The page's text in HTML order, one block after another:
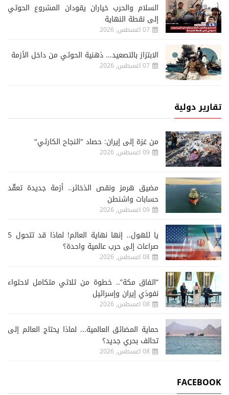
السلام والحرب خياران يقودان المشروع الحوثي
إلى نقطة النهاية
07 اغسطس, 2026
الابتزاز بالتصعيد... ذهنية الحوثي من داخل الأزمة
07 اغسطس, 2026
تقارير دولية
من غزة إلى إيران: حصاد "النجاح الكارثي"
09 اغسطس, 2026
مضيق هرمز ونقص الذخائر.. أزمة جديدة تعقّد
حسابات واشنطن
09 اغسطس, 2026
يا للهول.. إنها نهاية العالم! لماذا قد تتحول 5
صراعات إلى حرب عالمية واحدة؟
08 اغسطس, 2026
“اتفاق مكة”.. خطوة من ثلاثي متكامل لاحتواء
نفوذي إيران وإسرائيل
08 اغسطس, 2026
حماية المضائق العالمية... لماذا يحتاج العالم إلى
تحالف بحري جديد؟
08 اغسطس, 2026
FACEBOOK